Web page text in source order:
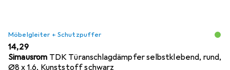
Möbelgleiter + Schutzpuffer
EUR
14,29
Simausrom TDK Türanschlagdämpfer selbstklebend, rund,
Ø8 x 1.6, Kunststoff schwarz